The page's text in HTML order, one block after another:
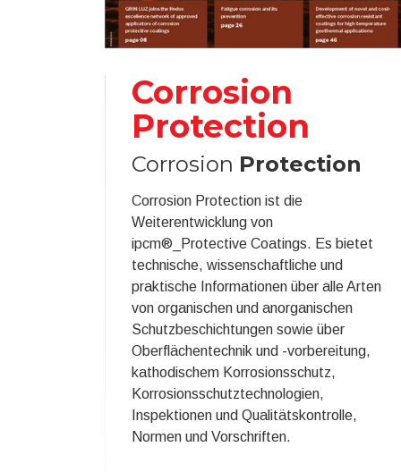
Corrosion
Protection
Corrosion Protection
Corrosion Protection ist die
Weiterentwicklung von
ipcm®_Protective Coatings. Es bietet
technische, wissenschaftliche und
praktische Informationen über alle Arten
von organischen und anorganischen
Schutzbeschichtungen sowie über
Oberflächentechnik und -vorbereitung,
kathodischem Korrosionsschutz,
Korrosionsschutztechnologien,
Inspektionen und Qualitätskontrolle,
Normen und Vorschriften.